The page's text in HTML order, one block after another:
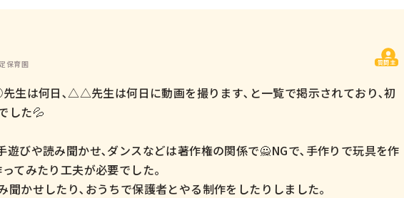
保育園 質問主
生は何日､△△先生は何日に動画を撮ります､と一覧で掲示されており､初
した💦
遊びや読み聞かせ､ダンスなどは著作権の関係で🙅NGで､手作りで玩具を作
てみたり工夫が必要でした。
聞かせしたり､おうちで保護者とやる制作をしたりしました｡